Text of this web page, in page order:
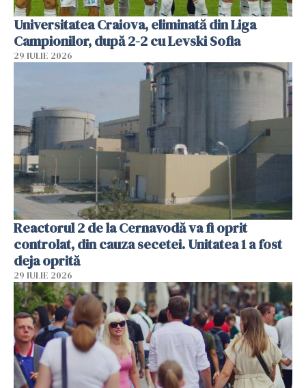
Universitatea Craiova, eliminată din Liga
Campionilor, după 2-2 cu Levski Sofia
29 IULIE 2026
Reactorul 2 de la Cernavodă va fi oprit
controlat, din cauza secetei. Unitatea 1 a fost
deja oprită
29 IULIE 2026